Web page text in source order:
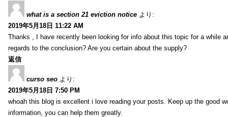
what is a section 21 eviction notice より:
2019年5月18日 11:22 AM
Thanks , I have recently been looking for info about this topic for a while
regards to the conclusion? Are you certain about the supply?
返信
curso seo より:
2019年5月18日 7:50 PM
whoah this blog is excellent i love reading your posts. Keep up the good
information, you can help them greatly.